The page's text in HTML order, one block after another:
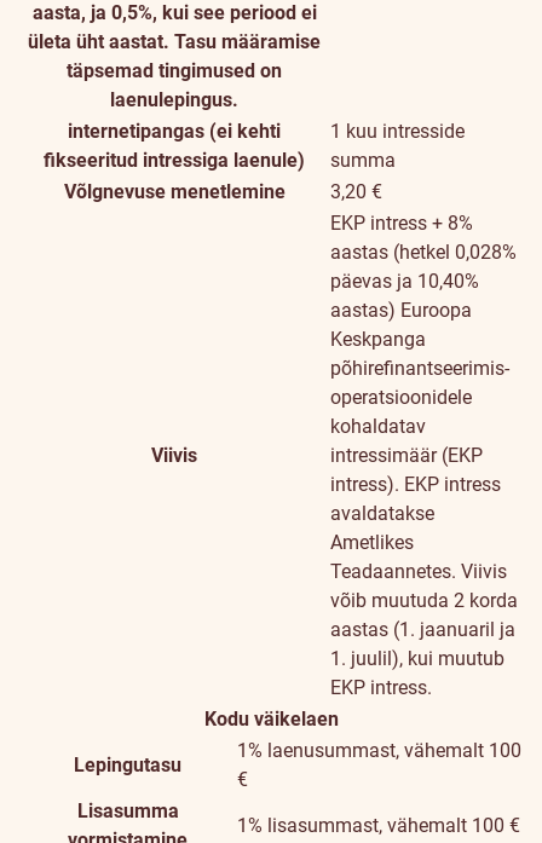
aasta, ja 0,5%, kui see periood ei
ületa üht aastat. Tasu määramise
täpsemad tingimused on
laenulepingus.
internetipangas (ei kehti
fikseeritud intressiga laenule)
1 kuu intresside
summa
Võlgnevuse menetlemine
3,20 €
Viivis
EKP intress + 8%
aastas (hetkel 0,028%
päevas ja 10,40%
aastas) Euroopa
Keskpanga
põhirefinantseerimis-
operatsioonidele
kohaldatav
intressimäär (EKP
intress). EKP intress
avaldatakse
Ametlikes
Teadaannetes. Viivis
võib muutuda 2 korda
aastas (1. jaanuaril ja
1. juulil), kui muutub
EKP intress.
Kodu väikelaen
Lepingutasu
1% laenusummast, vähemalt 100
€
Lisasumma
1% lisasummast, vähemalt 100 €